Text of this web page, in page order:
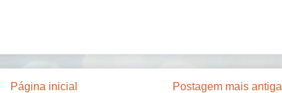
Postagem mais antiga
Página inicial